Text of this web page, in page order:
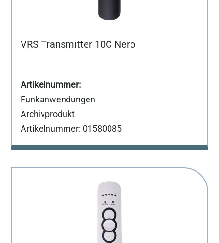
VRS Transmitter 10C Nero
Funkanwendungen
Archivprodukt
Artikelnummer: 01580085